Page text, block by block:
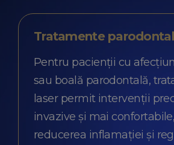
Tratamente
Pentru pacienții cu
sau boală parodontală,
laser permit intervenții
invazive și mai
reducerea inflamației și